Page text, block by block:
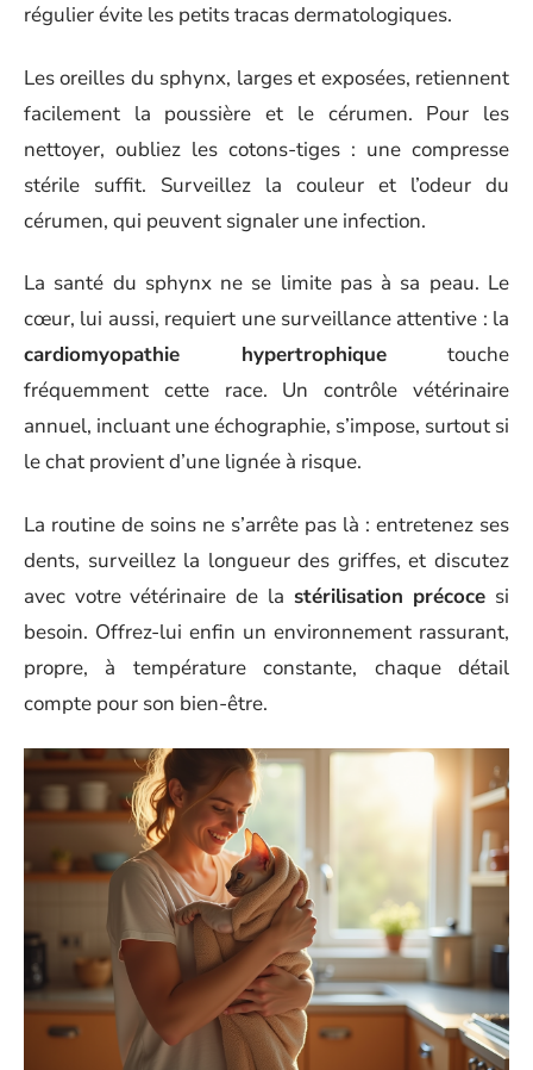
régulier évite les petits tracas dermatologiques.
Les oreilles du sphynx, larges et exposées, retiennent
facilement la poussière et le cérumen. Pour les
nettoyer, oubliez les cotons-tiges : une compresse
stérile suffit. Surveillez la couleur et l’odeur du
cérumen, qui peuvent signaler une infection.
La santé du sphynx ne se limite pas à sa peau. Le
cœur, lui aussi, requiert une surveillance attentive : la
cardiomyopathie hypertrophique touche
fréquemment cette race. Un contrôle vétérinaire
annuel, incluant une échographie, s’impose, surtout si
le chat provient d’une lignée à risque.
La routine de soins ne s’arrête pas là : entretenez ses
dents, surveillez la longueur des griffes, et discutez
avec votre vétérinaire de la stérilisation précoce si
besoin. Offrez-lui enfin un environnement rassurant,
propre, à température constante, chaque détail
compte pour son bien-être.